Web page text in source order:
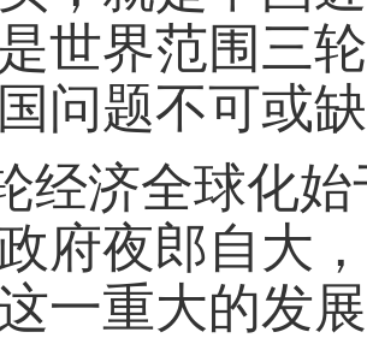
世界范围三
问题不可或
经济全球化
府夜郎自大
一重大的发